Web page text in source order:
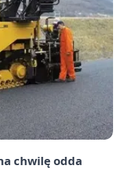
chwilę odda